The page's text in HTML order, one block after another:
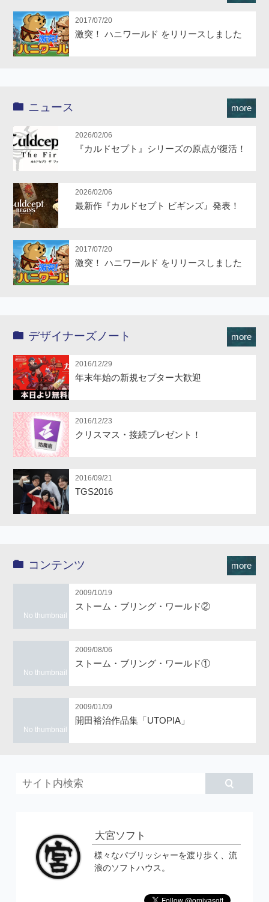
2017/07/20
激突！ ハニワールド をリリースしました
more
ニュース
2026/02/06
『カルドセプト』シリーズの原点が復活！
2026/02/06
最新作『カルドセプト ビギンズ』発表！
2017/07/20
激突！ ハニワールド をリリースしました
more
デザイナーズノート
2016/12/29
年末年始の新規セプター大歓迎
2016/12/23
クリスマス・接続プレゼント！
2016/09/21
TGS2016
more
コンテンツ
No thumbnail
2009/10/19
ストーム・ブリング・ワールド②
No thumbnail
2009/08/06
ストーム・ブリング・ワールド①
No thumbnail
2009/01/09
開田裕治作品集「UTOPIA」
大宮ソフト
様々なパブリッシャーを渡り歩く、流
浪のソフトハウス。